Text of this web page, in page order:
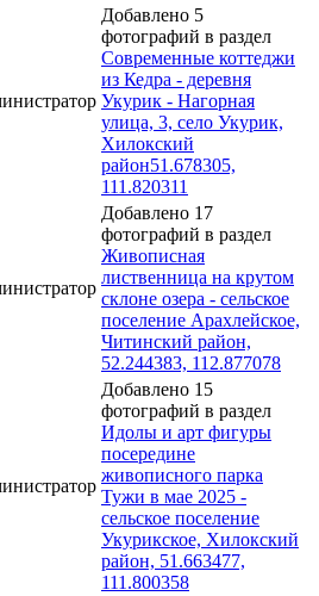
Добавлено 5
фотографий в раздел
Современные коттеджи
из Кедра - деревня
Укурик - Нагорная
улица, 3, село Укурик,
Хилокский
район51.678305,
111.820311
Добавлено 17
фотографий в раздел
Живописная
лиственница на крутом
склоне озера - сельское
поселение Арахлейское,
Читинский район,
52.244383, 112.877078
Добавлено 15
фотографий в раздел
Идолы и арт фигуры
посередине
живописного парка
Тужи в мае 2025 -
сельское поселение
Укурикское, Хилокский
район, 51.663477,
111.800358